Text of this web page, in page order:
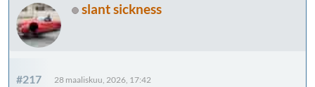
slant sickness
#217 28 maaliskuu, 2026, 17:42